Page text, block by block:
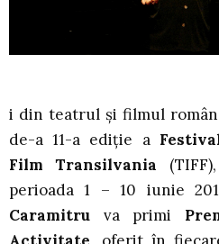
i din teatrul şi filmul
de-a 11-a ediție a
Film Transilvania
perioada 1
– 10 iunie
Caramitru va primi